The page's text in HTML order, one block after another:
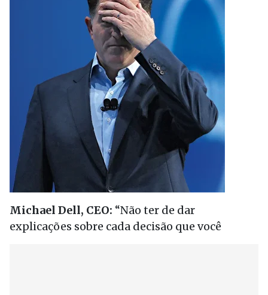
Michael Dell, CEO: “Não ter de dar
explicações sobre cada decisão que você